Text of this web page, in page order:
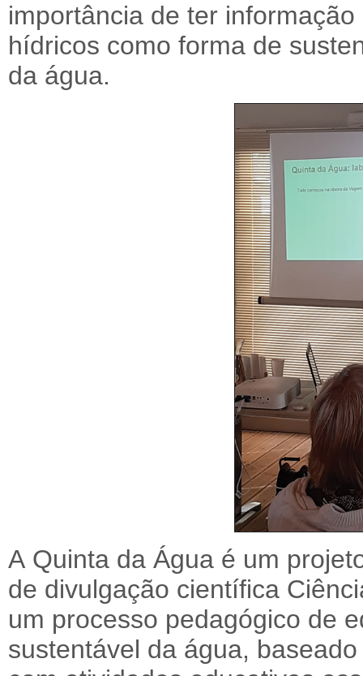
importância de ter
hídricos como forma de
da água.
A Quinta da Água é um
de divulgação científica
um processo pedagógico de
sustentável da água,